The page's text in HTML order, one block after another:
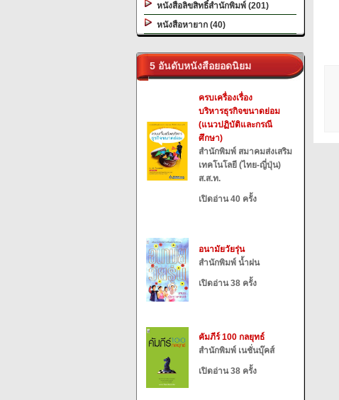
หนังสือลิขสิทธิ์สำนักพิมพ์ (201)
หนังสือหายาก (40)
5 อันดับหนังสือยอดนิยม
ครบเครื่องเรื่อง
บริหารธุรกิจขนาดย่อม
(แนวปฏิบัติและกรณี
ศึกษา)
สำนักพิมพ์ สมาคมส่งเสริม
เทคโนโลยี (ไทย-ญี่ปุ่น)
ส.ส.ท.
เปิดอ่าน 40 ครั้ง
อนามัยวัยรุ่น
สำนักพิมพ์ น้ำฝน
เปิดอ่าน 38 ครั้ง
คัมภีร์ 100 กลยุทธ์
สำนักพิมพ์ เนชั่นบุ๊คส์
เปิดอ่าน 38 ครั้ง